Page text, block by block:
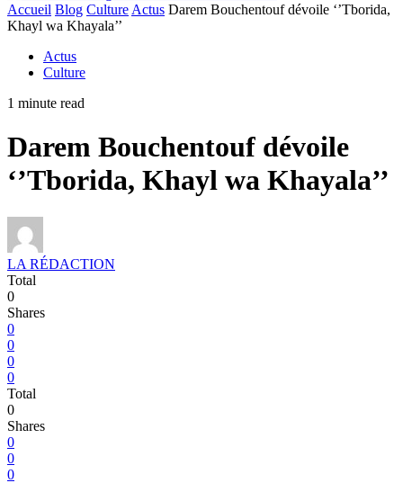
Accueil Blog Culture Actus Darem Bouchentouf dévoile ‘’Tborida,
Khayl wa Khayala’’
Actus
Culture
1 minute read
Darem Bouchentouf dévoile
‘’Tborida, Khayl wa Khayala’’
LA RÉDACTION
Total
0
Shares
0
0
0
0
Total
0
Shares
0
0
0